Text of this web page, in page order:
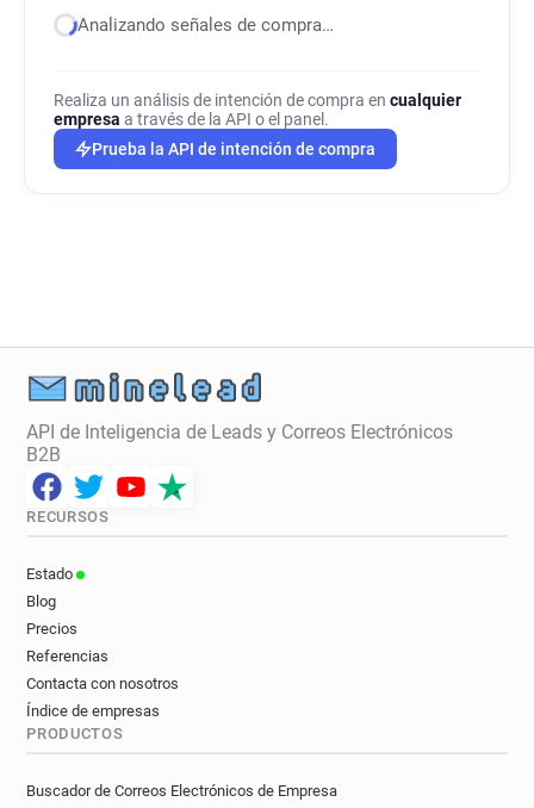
Analizando señales de compra…
Realiza un análisis de intención de compra en cualquier
empresa a través de la API o el panel.
Prueba la API de intención de compra
API de Inteligencia de Leads y Correos Electrónicos
B2B
RECURSOS
Estado
Blog
Precios
Referencias
Contacta con nosotros
Índice de empresas
PRODUCTOS
Buscador de Correos Electrónicos de Empresa